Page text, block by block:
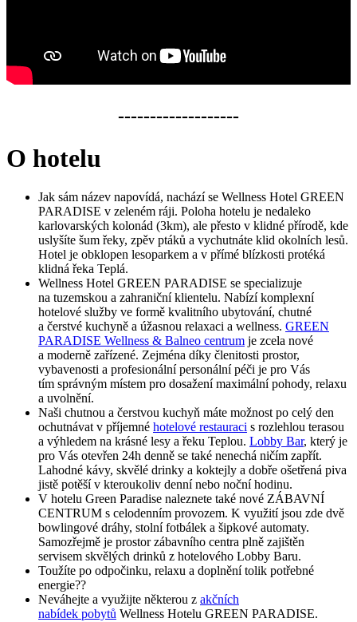
-------------------
O hotelu
Jak sám název napovídá, nachází se Wellness Hotel GREEN
PARADISE v zeleném ráji. Poloha hotelu je nedaleko
karlovarských kolonád (3km), ale přesto v klidné přírodě, kde
uslyšíte šum řeky, zpěv ptáků a vychutnáte klid okolních lesů.
Hotel je obklopen lesoparkem a v přímé blízkosti protéká
klidná řeka Teplá.
Wellness Hotel GREEN PARADISE se specializuje
na tuzemskou a zahraniční klientelu. Nabízí komplexní
hotelové služby ve formě kvalitního ubytování, chutné
a čerstvé kuchyně a úžasnou relaxaci a wellness. GREEN
PARADISE Wellness & Balneo centrum je zcela nové
a moderně zařízené. Zejména díky členitosti prostor,
vybavenosti a profesionální personální péči je pro Vás
tím správným místem pro dosažení maximální pohody, relaxu
a uvolnění.
Naši chutnou a čerstvou kuchyň máte možnost po celý den
ochutnávat v příjemné hotelové restauraci s rozlehlou terasou
a výhledem na krásné lesy a řeku Teplou. Lobby Bar, který je
pro Vás otevřen 24h denně se také nenechá ničím zapřít.
Lahodné kávy, skvělé drinky a koktejly a dobře ošetřená piva
jistě potěší v kteroukoliv denní nebo noční hodinu.
V hotelu Green Paradise naleznete také nové ZÁBAVNÍ
CENTRUM s celodenním provozem. K využití jsou zde dvě
bowlingové dráhy, stolní fotbálek a šipkové automaty.
Samozřejmě je prostor zábavního centra plně zajištěn
servisem skvělých drinků z hotelového Lobby Baru.
Toužíte po odpočinku, relaxu a doplnění tolik potřebné
energie??
Neváhejte a využijte některou z akčních
nabídek pobytů Wellness Hotelu GREEN PARADISE.